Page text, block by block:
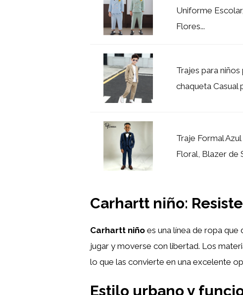
Uniforme
Flores...
Trajes para
chaqueta Casual
Traje Formal
Floral, Blazer de
Carhartt niño:
Carhartt niño es una línea de ropa
jugar y moverse con libertad. Los
lo que las convierte en una excelente
Estilo urbano y